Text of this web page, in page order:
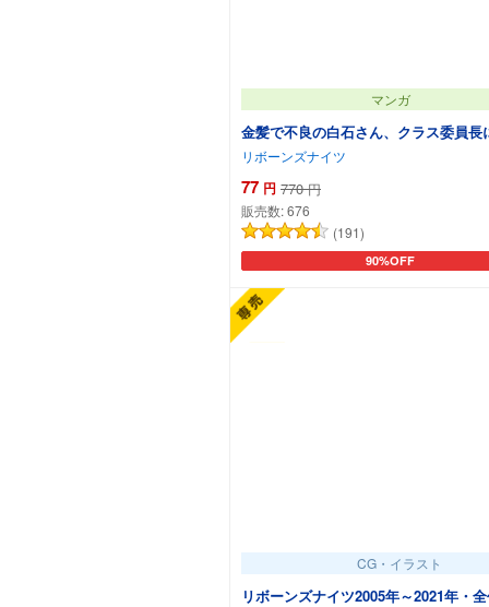
マンガ
金髪で不良の白石さん、クラス委員長
リボーンズナイツ
77 円 770 円
販売数:676
(191)
90%OFF
カートに追加
CG・イラスト
リボーンズナイツ2005年～2021年・